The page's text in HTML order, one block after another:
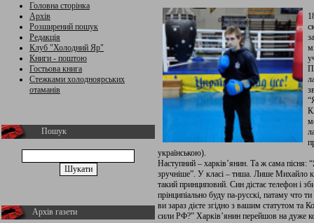
Головна сторінка
Архів
Розширений пошук
Редакція
Клуб "Холодний Яр"
Книги - поштою
Гостьова книга
Стежками холодноярських
отаманів
Пошук
Архів газети
українською).
Наступний – харків’янин. Та ж сама пісня:
зручніше”. У класі – тиша. Лише Михайло
такий принциповий. Син дістає телефон і
прінципіально буду па-русскі, патаму что
ви зараз дієте згідно з вашим статутом та
сили РФ?” Харків’янин перейшов на дуже